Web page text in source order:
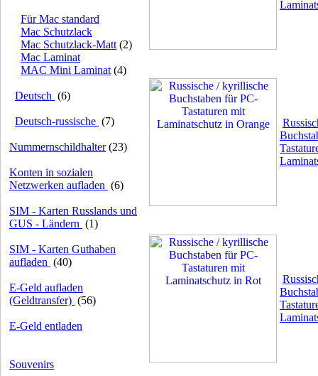
Für Mac standard
Mac Schutzlack
Mac Schutzlack-Matt (2)
Mac Laminat
MAC Mini Laminat (4)
Deutsch (6)
Deutsch-russische (7)
Nummernschildhalter(23)
Konten in sozialen
Netzwerken aufladen (6)
SIM - Karten Russlands und
GUS - Ländern (1)
SIM - Karten Guthaben
aufladen (40)
E-Geld aufladen
(Geldtransfer) (56)
E-Geld entladen
Souvenirs